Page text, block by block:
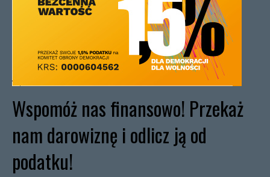
Wspomóż nas finansowo! Przekaż
nam darowiznę i odlicz ją od
podatku!